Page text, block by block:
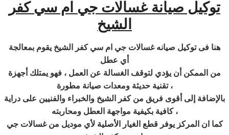
توكيل صيانة غسالات جي ام سيكفر
الشيخ
هنا فى توكيل صيانه غسالات جي ام سي كفر الشيخ يقوم بمعالجة
أي عطل
من الممكن أن يؤدي لتوقف الغسالة عن العمل ، فهو يمتلك أجهزة
تقنية حديثة ومعدات صيانة مطورة ،
بالإضافة إلى أقوى فريق من كفر الشيخ والخبراء والفنيين على دراية
كافية بكيفية مواجهة العطل ومحاربته ،
كما ان المركز يوفر قطع الغيار الأصلية لأي موديل من غسالات جي